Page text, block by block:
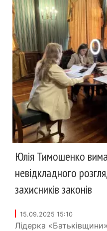
Юлія Тимошенко
невідкладного
захисників законів
15.09.2025 15:10
Лідерка